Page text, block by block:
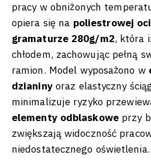
pracy w obniżonych
opiera się na poliestrowej
gramaturze 280g/m2, która
chłodem, zachowując pełną
ramion. Model wyposażono w
dzianinyoraz elastyczny
minimalizuje ryzyko
elementy odblaskoweprzy
zwiększają widoczność
niedostatecznego